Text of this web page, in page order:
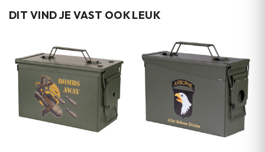
DIT VIND JE VAST OOK LEUK